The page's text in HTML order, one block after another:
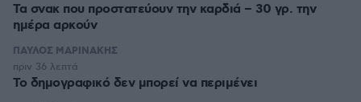
Τα σνακ που προστατεύουν την καρδιά – 30 γρ. την
ημέρα αρκούν
ΠΑΥΛΟΣ ΜΑΡΙΝΑΚΗΣ
Το δημογραφικό δεν μπορεί να περιμένει
πριν 36 λεπτά